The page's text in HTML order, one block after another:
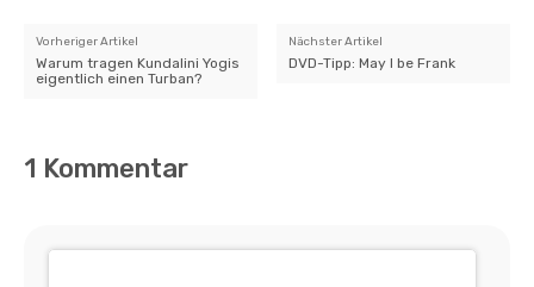
Vorheriger Artikel
Warum tragen Kundalini Yogis
eigentlich einen Turban?
Nächster Artikel
DVD-Tipp: May I be Frank
1 Kommentar